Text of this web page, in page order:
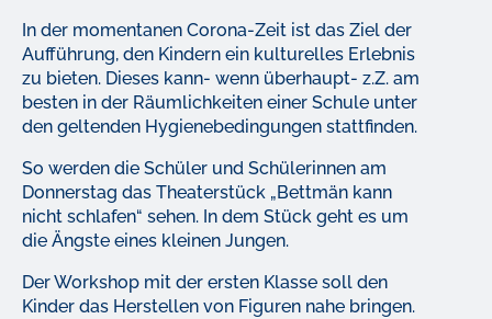
In der momentanen Corona-Zeit ist das Ziel der
Aufführung, den Kindern ein kulturelles Erlebnis
zu bieten. Dieses kann- wenn überhaupt- z.Z. am
besten in der Räumlichkeiten einer Schule unter
den geltenden Hygienebedingungen stattfinden.
So werden die Schüler und Schülerinnen am
Donnerstag das Theaterstück „Bettmän kann
nicht schlafen“ sehen. In dem Stück geht es um
die Ängste eines kleinen Jungen.
Der Workshop mit der ersten Klasse soll den
Kinder das Herstellen von Figuren nahe bringen.